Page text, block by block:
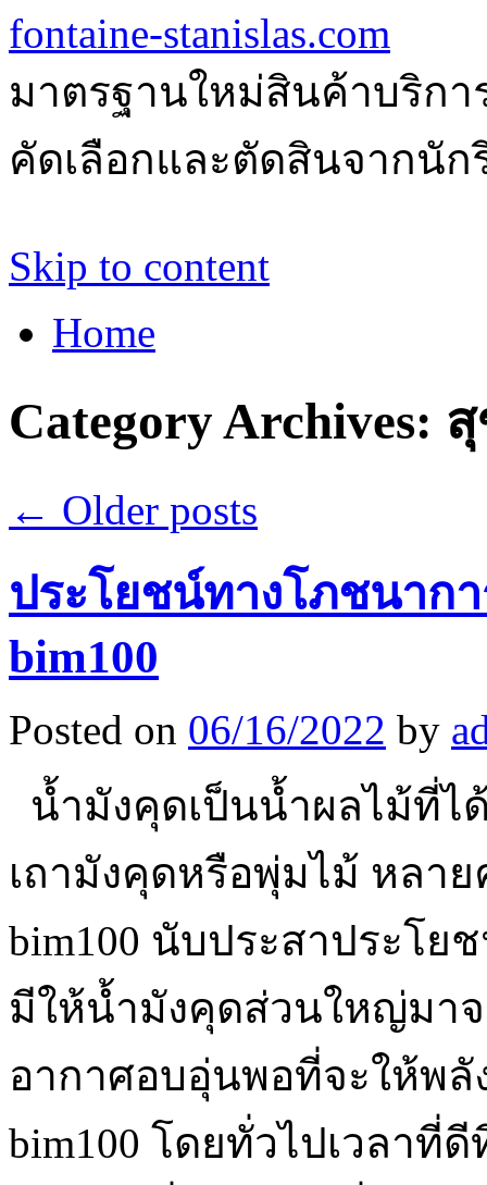
fontaine-stanislas.com
มาตรฐานใหม่สินค้าบริกา
คัดเลือกและตัดสินจากนั
Skip to content
Home
Category Archives:
← Older posts
ประโยชน์ทางโภชนาก
bim100
Posted on 06/16/2022 by
น้ำมังคุดเป็นน้ำผลไม้ที่
เถามังคุดหรือพุ่มไม้ หลา
bim100 นับประสาประโ
มีให้น้ำมังคุดส่วนใหญ่มาจ
อากาศอบอุ่นพอที่จะให้พลั
bim100 โดยทั่วไปเวลาที่